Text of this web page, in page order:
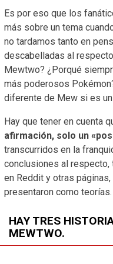
Es por eso que los
más sobre un tema
no tardamos tanto en
descabelladas al
Mewtwo? ¿Porqué
más poderosos
diferente de Mew si es
Hay que tener en cuenta
afirmación, solo un
transcurridos en la
conclusiones al
en Reddit y otras
presentaron como teorías.
HAY TRES
MEWTWO.